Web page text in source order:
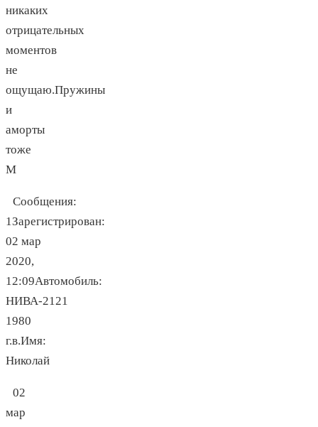
никаких
отрицательных
моментов
не
ощущаю.Пружины
и
аморты
тоже
М
Сообщения:
1Зарегистрирован:
02 мар
2020,
12:09Автомобиль:
НИВА-2121
1980
г.в.Имя:
Николай
02
мар